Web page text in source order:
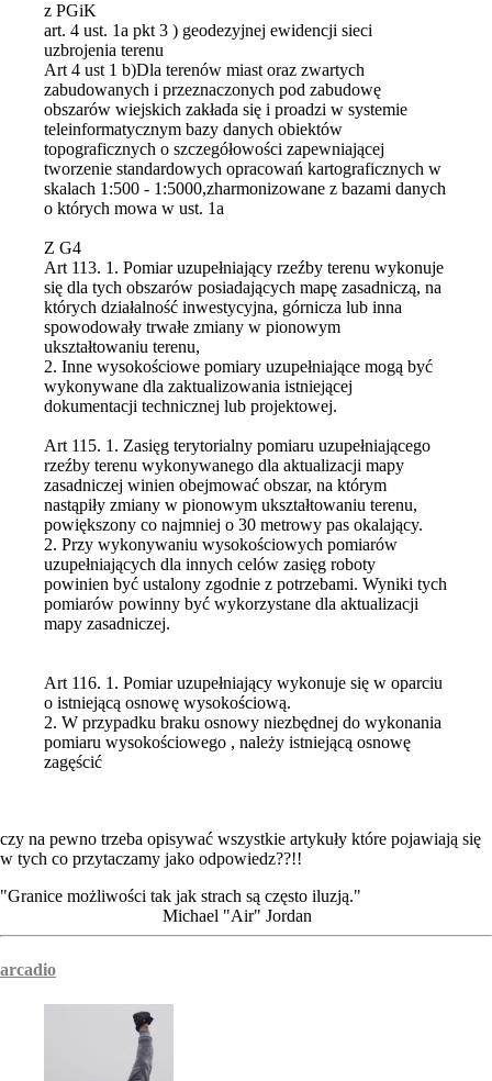
z PGiK
art. 4 ust. 1a pkt 3 ) geodezyjnej ewidencji sieci
uzbrojenia terenu
Art 4 ust 1 b)Dla terenów miast oraz zwartych
zabudowanych i przeznaczonych pod zabudowę
obszarów wiejskich zakłada się i proadzi w systemie
teleinformatycznym bazy danych obiektów
topograficznych o szczegółowości zapewniającej
tworzenie standardowych opracowań kartograficznych w
skalach 1:500 - 1:5000,zharmonizowane z bazami danych
o których mowa w ust. 1a
Z G4
Art 113. 1. Pomiar uzupełniający rzeźby terenu wykonuje
się dla tych obszarów posiadających mapę zasadniczą, na
których działalność inwestycyjna, górnicza lub inna
spowodowały trwałe zmiany w pionowym
ukształtowaniu terenu,
2. Inne wysokościowe pomiary uzupełniające mogą być
wykonywane dla zaktualizowania istniejącej
dokumentacji technicznej lub projektowej.
Art 115. 1. Zasięg terytorialny pomiaru uzupełniającego
rzeźby terenu wykonywanego dla aktualizacji mapy
zasadniczej winien obejmować obszar, na którym
nastąpiły zmiany w pionowym ukształtowaniu terenu,
powiększony co najmniej o 30 metrowy pas okalający.
2. Przy wykonywaniu wysokościowych pomiarów
uzupełniających dla innych celów zasięg roboty
powinien być ustalony zgodnie z potrzebami. Wyniki tych
pomiarów powinny być wykorzystane dla aktualizacji
mapy zasadniczej.
Art 116. 1. Pomiar uzupełniający wykonuje się w oparciu
o istniejącą osnowę wysokościową.
2. W przypadku braku osnowy niezbędnej do wykonania
pomiaru wysokościowego , należy istniejącą osnowę
zagęścić
czy na pewno trzeba opisywać wszystkie artykuły które pojawiają się
w tych co przytaczamy jako odpowiedz??!!
"Granice możliwości tak jak strach są często iluzją."
Michael "Air" Jordan
arcadio